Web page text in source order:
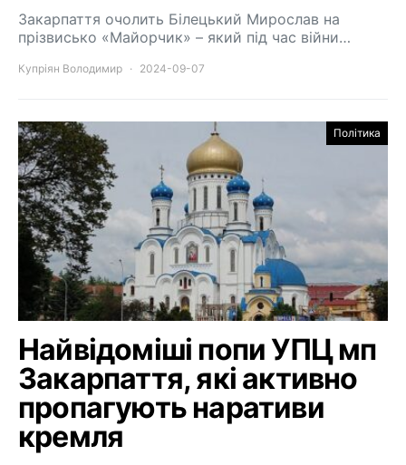
Закарпаття очолить Білецький Мирослав на
прізвисько «Майорчик» – який під час війни…
Купріян Володимир 2024-09-07
Політика
Найвідоміші попи УПЦ мп
Закарпаття, які активно
пропагують наративи
кремля